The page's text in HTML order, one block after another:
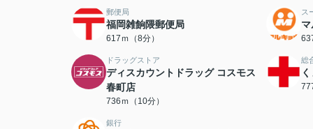
郵便局
福岡雑餉隈郵便局
617ｍ（8分）
ス
ドラッグストア
ディスカウントドラッグ コスモス
春町店
736ｍ（10分）
総
銀行